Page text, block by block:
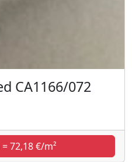
CA1166/072
72,18 €/m²